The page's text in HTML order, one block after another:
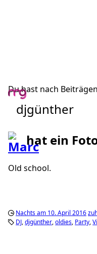
Du hast nach
djgünther
hat ein
Old school.
Nachts am 10. April 2016
DJ djgünther oldies Party